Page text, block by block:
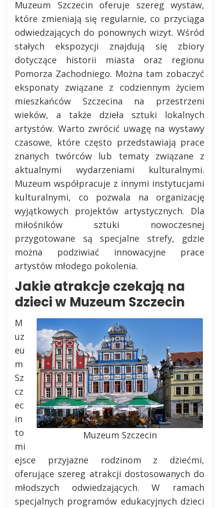
Muzeum Szczecin oferuje szereg wystaw,
które zmieniają się regularnie, co przyciąga
odwiedzających do ponownych wizyt. Wśród
stałych ekspozycji znajdują się zbiory
dotyczące historii miasta oraz regionu
Pomorza Zachodniego. Można tam zobaczyć
eksponaty związane z codziennym życiem
mieszkańców Szczecina na przestrzeni
wieków, a także dzieła sztuki lokalnych
artystów. Warto zwrócić uwagę na wystawy
czasowe, które często przedstawiają prace
znanych twórców lub tematy związane z
aktualnymi wydarzeniami kulturalnymi.
Muzeum współpracuje z innymi instytucjami
kulturalnymi, co pozwala na organizację
wyjątkowych projektów artystycznych. Dla
miłośników sztuki nowoczesnej
przygotowane są specjalne strefy, gdzie
można podziwiać innowacyjne prace
artystów młodego pokolenia.
Jakie atrakcje czekają na
dzieci w Muzeum Szczecin
Muzeum Szczecin
M
uz
eu
m
Sz
cz
ec
in
to
mi
ejsce przyjazne rodzinom z dziećmi,
oferujące szereg atrakcji dostosowanych do
młodszych odwiedzających. W ramach
specjalnych programów edukacyjnych dzieci